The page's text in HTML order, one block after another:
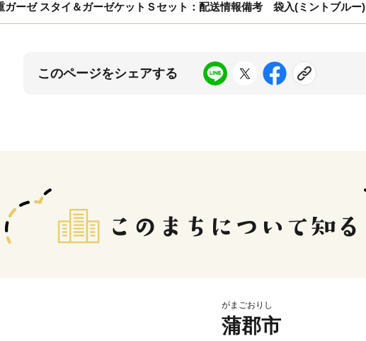
ガーゼ スタイ＆ガーゼケットＳセット：配送情報備考 袋入(ミントブルー)
このページをシェアする
がまごおりし
蒲郡市